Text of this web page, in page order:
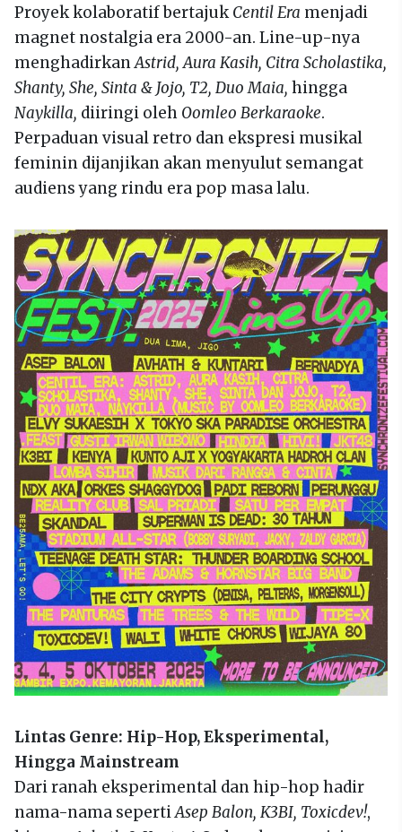
Proyek kolaboratif bertajukCentil Era menjadi
magnet nostalgia era 2000-an. Line-up-nya
menghadirkanAstrid, Aura Kasih, Citra Scholastika,
Shanty, She, Sinta & Jojo, T2, Duo Maia, hingga
Naykilla, diiringi oleh Oomleo Berkaraoke.
Perpaduan visual retro dan ekspresi musikal
feminin dijanjikan akan menyulut semangat
audiens yang rindu era pop masa lalu.
Lintas Genre: Hip-Hop, Eksperimental,
Hingga Mainstream
Dari ranah eksperimental dan hip-hop hadir
nama-nama sepertiAsep Balon, K3BI, Toxicdev!,